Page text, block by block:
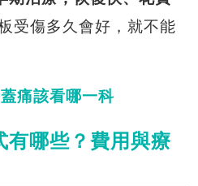
受傷多久會好，就不能
痛該看哪一科
有哪些？費用與療